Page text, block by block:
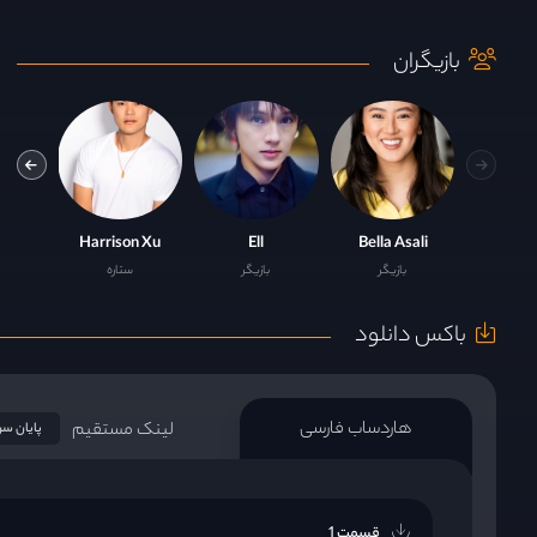
بازیگران
Bella Asali
بازیگر
Ell
بازیگر
Harrison Xu
ستاره
باکس دانلود
هاردساب فارسی لینک مستقیم پایان